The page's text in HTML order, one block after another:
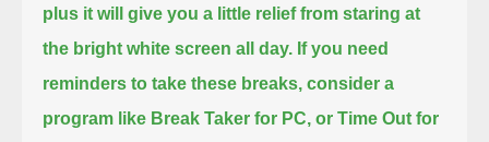
plus it will give you a little relief from staring at
the bright white screen all day. If you need
reminders to take these breaks, consider a
program like Break Taker for PC, or Time Out for